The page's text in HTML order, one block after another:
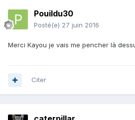
Pouildu30
Posté(e) 27 juin 2016
Merci Kayou je vais me pencher là
Citer